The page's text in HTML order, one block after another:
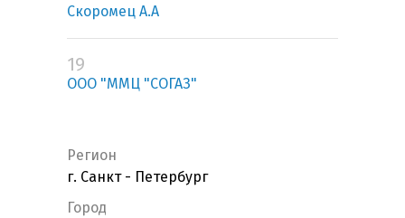
Скоромец А.А
19
ООО "ММЦ "СОГАЗ"
Регион
г. Санкт - Петербург
Город